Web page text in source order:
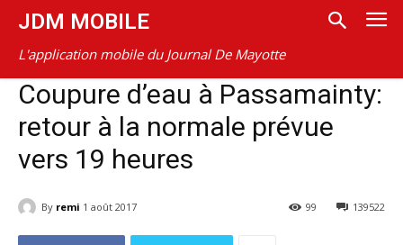
JDM MOBILE
L'application mobile du Journal De Mayotte
Coupure d’eau à Passamainty:
retour à la normale prévue
vers 19 heures
By remi 1 août 2017 139522
99